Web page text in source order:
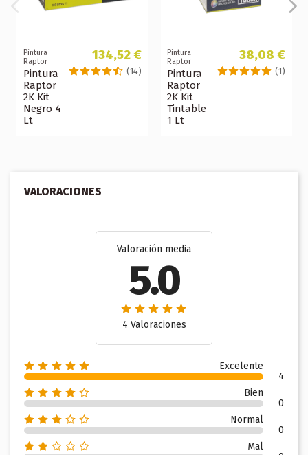
Pintura
Raptor
Pintura
Raptor
2K Kit
Negro 4
Lt
134,52 €
(14)
Pintura
Raptor
Pintura
Raptor
2K Kit
Tintable
1 Lt
38,08 €
(1)
VALORACIONES
Valoración media
5.0
4 Valoraciones
Excelente
4
Bien
0
Normal
0
Mal